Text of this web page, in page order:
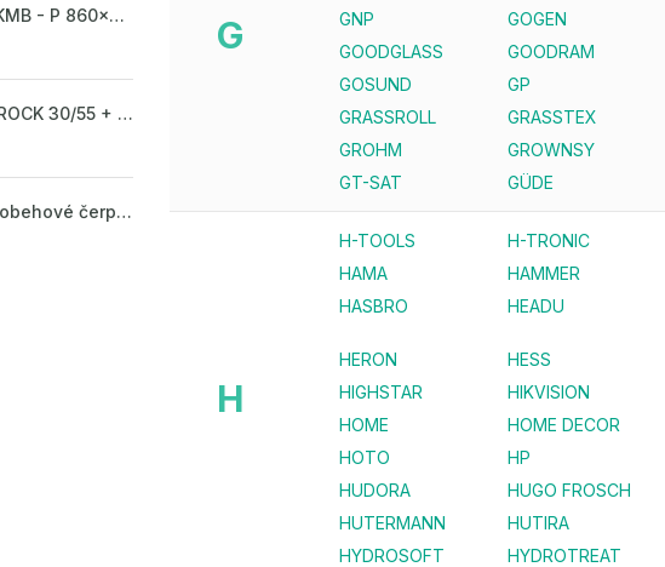
PURE 50 QC KMB - P 860x525 mm F_ jedn.sifon
SET ALVEUS ROCK 30/55 + BATERIE TONIA 55
Elektronické obehové čerpadlo NOVA 25-60/130 úsporné na kúrenie
G
GNP
GOGEN
GOODGLASS
GOODRAM
GOSUND
GP
GRASSROLL
GRASSTEX
GROHM
GROWNSY
GT-SAT
GÜDE
H
H-TOOLS H-TRONIC
HAMA
HAMMER
HASBRO
HEADU
HERON
HESS
HIGHSTAR
HIKVISION
HOME
HOME DECOR
HOTO
HP
HUDORA
HUGO FROSCH
HUTERMANN
HUTIRA
HYDROSOFT
HYDROTREAT